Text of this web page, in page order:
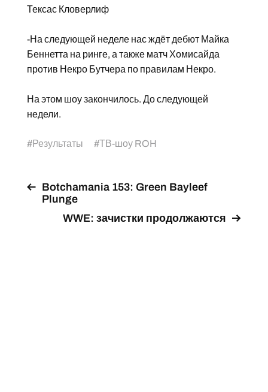
Тексас Кловерлиф
-На следующей неделе нас ждёт дебют Майка
Беннетта на ринге, а также матч Хомисайда
против Некро Бутчера по правилам Некро.
На этом шоу закончилось. До следующей
недели.
#Результаты #ТВ-шоу ROH
Botchamania 153: Green Bayleef
Plunge
WWE: зачистки продолжаются